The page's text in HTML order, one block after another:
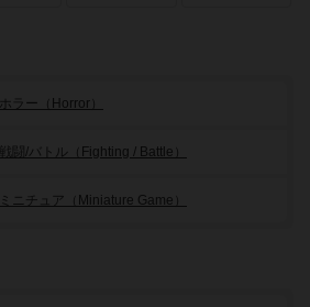
ホラー（Horror）
戦闘/バトル（Fighting / Battle）
ミニチュア（Miniature Game）